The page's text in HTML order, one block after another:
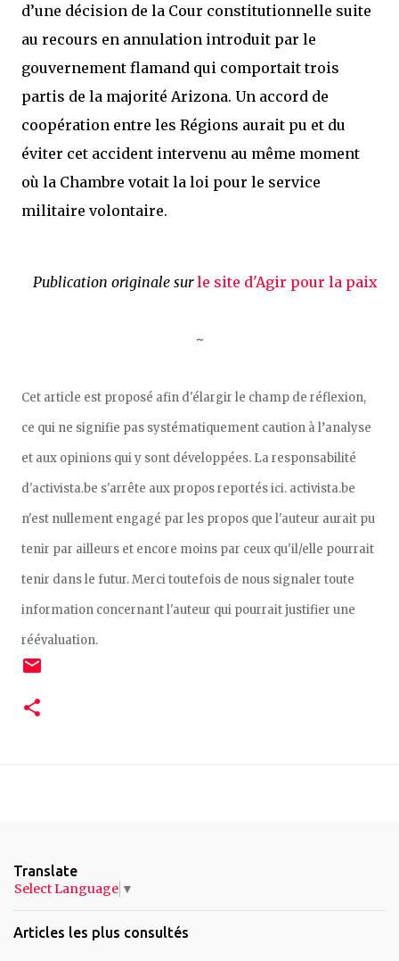
d’une décision de la Cour constitutionnelle suite
au recours en annulation introduit par le
gouvernement flamand qui comportait trois
partis de la majorité Arizona. Un accord de
coopération entre les Régions aurait pu et du
éviter cet accident intervenu au même moment
où la Chambre votait la loi pour le service
militaire volontaire.
Publication originale surle site d'Agir pour la paix
~
Cet article est proposé afin d'élargir le champ de réflexion,
ce qui ne signifie pas systématiquement caution à l’analyse
et aux opinions qui y sont développées. La responsabilité
d'activista.be s'arrête aux propos reportés ici. activista.be
n'est nullement engagé par les propos que l'auteur aurait pu
tenir par ailleurs et encore moins par ceux qu'il/elle pourrait
tenir dans le futur. Merci toutefois de nous signaler toute
information concernant l'auteur qui pourrait justifier une
réévaluation.
Translate
Select Language ▼
Articles les plus consultés